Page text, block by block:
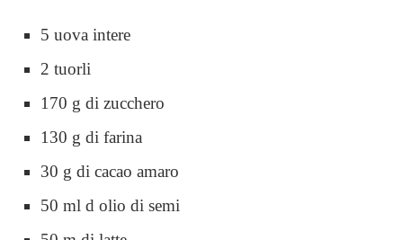
5 uova intere
2 tuorli
170 g di zucchero
130 g di farina
30 g di cacao amaro
50 ml d olio di semi